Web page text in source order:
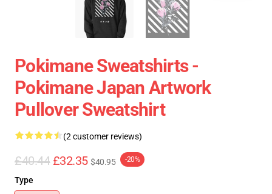
Pokimane Sweatshirts -
Pokimane Japan Artwork
Pullover Sweatshirt
(2 customer reviews)
£40.44 £32.35 $40.95 -20%
Type